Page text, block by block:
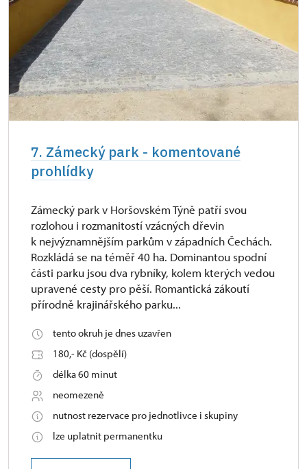
7. Zámecký park - komentované
prohlídky
Zámecký park v Horšovském Týně patří svou
rozlohou i rozmanitostí vzácných dřevin
k nejvýznamnějším parkům v západních Čechách.
Rozkládá se na téměř 40 ha. Dominantou spodní
části parku jsou dva rybníky, kolem kterých vedou
upravené cesty pro pěší. Romantická zákoutí
přírodně krajinářského parku...
tento okruh je dnes uzavřen
180,- Kč (dospělí)
délka 60 minut
neomezeně
nutnost rezervace pro jednotlivce i skupiny
lze uplatnit permanentku